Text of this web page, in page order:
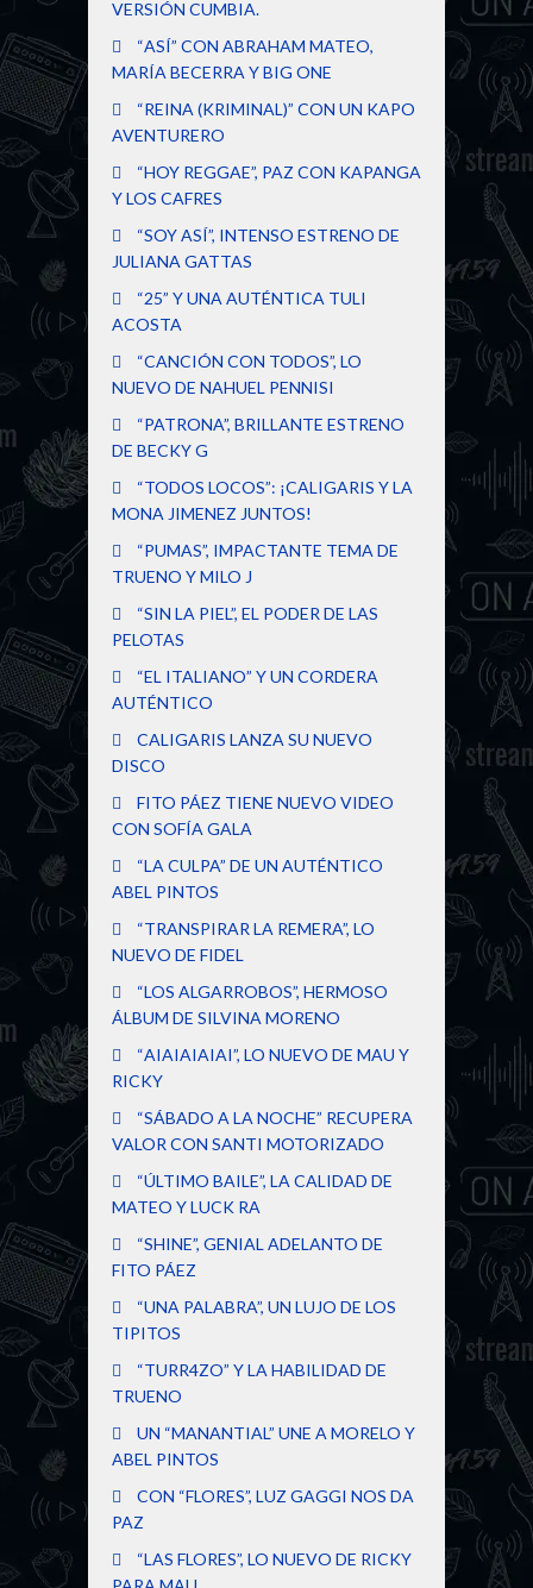
VERSIÓN CUMBIA.
“ASÍ” CON ABRAHAM MATEO,
MARÍA BECERRA Y BIG ONE
“REINA (KRIMINAL)” CON UN KAPO
AVENTURERO
“HOY REGGAE”, PAZ CON KAPANGA
Y LOS CAFRES
“SOY ASÍ”, INTENSO ESTRENO DE
JULIANA GATTAS
“25” Y UNA AUTÉNTICA TULI
ACOSTA
“CANCIÓN CON TODOS”, LO
NUEVO DE NAHUEL PENNISI
“PATRONA”, BRILLANTE ESTRENO
DE BECKY G
“TODOS LOCOS”: ¡CALIGARIS Y LA
MONA JIMENEZ JUNTOS!
“PUMAS”, IMPACTANTE TEMA DE
TRUENO Y MILO J
“SIN LA PIEL”, EL PODER DE LAS
PELOTAS
“EL ITALIANO” Y UN CORDERA
AUTÉNTICO
CALIGARIS LANZA SU NUEVO
DISCO
FITO PÁEZ TIENE NUEVO VIDEO
CON SOFÍA GALA
“LA CULPA” DE UN AUTÉNTICO
ABEL PINTOS
“TRANSPIRAR LA REMERA”, LO
NUEVO DE FIDEL
“LOS ALGARROBOS”, HERMOSO
ÁLBUM DE SILVINA MORENO
“AIAIAIAIAI”, LO NUEVO DE MAU Y
RICKY
“SÁBADO A LA NOCHE” RECUPERA
VALOR CON SANTI MOTORIZADO
“ÚLTIMO BAILE”, LA CALIDAD DE
MATEO Y LUCK RA
“SHINE”, GENIAL ADELANTO DE
FITO PÁEZ
“UNA PALABRA”, UN LUJO DE LOS
TIPITOS
“TURR4ZO” Y LA HABILIDAD DE
TRUENO
UN “MANANTIAL” UNE A MORELO Y
ABEL PINTOS
CON “FLORES”, LUZ GAGGI NOS DA
PAZ
“LAS FLORES”, LO NUEVO DE RICKY